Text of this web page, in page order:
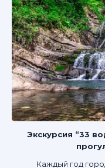
Экскурсия “33
Каждый год